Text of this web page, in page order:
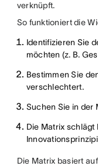
verknüpft.
So funktioniert die
Identifizieren Sie
möchten (z. B.
Bestimmen Sie
verschlechtert.
Suchen Sie in der
Die Matrix
Die Matrix basiert